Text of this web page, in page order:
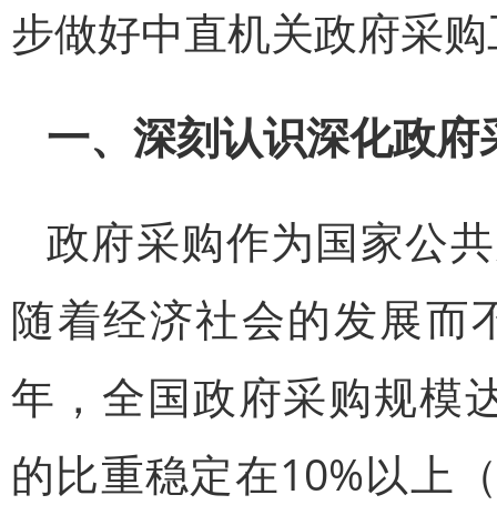
步做好中直机关政府采
一、深刻认识深化政
政府采购作为国家公
随着经济社会的发展而
年，全国政府采购规模
的比重稳定在10%以上